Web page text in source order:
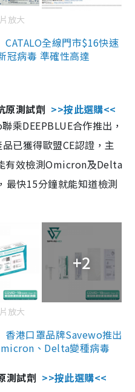
放大
全線門市$16快速
冠病毒 準確性高達
原測試劑 >>按此選購<<
乘DEEPBLUE合作推出，
已獲得歐盟CE認證，主
有效檢測Omicron及Delta
最快15分鐘就能知道檢測
+2
放大
香港口罩品牌Savewo推出
、Delta變種病毒
測試劑 >>按此選購<<